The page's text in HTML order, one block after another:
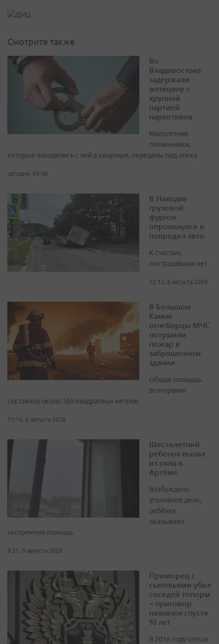
Смотрите также
Во
Владивостоке
задержали
женщину с
крупной
партией
наркотиков
Малолетние
племянники,
которые находились с ней в квартире, переданы под опеку
сегодня, 09:48
В Находке
грузовой
фургон
опрокинулся и
повредил авто
К счастью,
пострадавших нет
12:12, 6 августа 2026
В Большом
Камне
огнеборцы МЧС
потушили
пожар в
заброшенном
здании
Общая площадь
возгорания
составила около 160 квадратных метров
11:16, 6 августа 2026
Шестилетний
ребенок выпал
из окна в
Артёме
Возбуждено
уголовное дело,
ребёнку
оказывают
экстренную помощь
9:21, 6 августа 2026
Приморец с
сыновьями убил
соседей топорм
– приговор
назначен спустя
10 лет
В 2016 году отец и